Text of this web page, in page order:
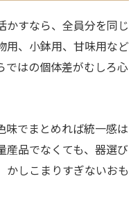
かすなら、全員分を同じ
用、小鉢用、甘味用など
ではの個体差がむしろ心
味でまとめれば統一感は
産品でなくても、器選び
かしこまりすぎないおも